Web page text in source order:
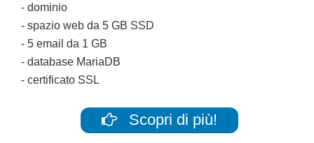
- dominio
- spazio web da 5 GB SSD
- 5 email da 1 GB
- database MariaDB
- certificato SSL
Scopri di più!